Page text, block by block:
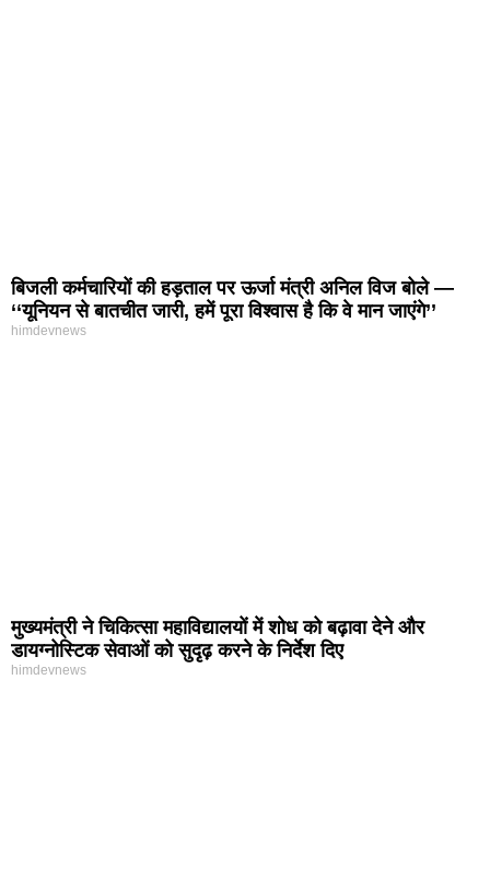
बिजली कर्मचारियों की हड़ताल पर ऊर्जा मंत्री अनिल विज बोले —
‘‘यूनियन से बातचीत जारी, हमें पूरा विश्वास है कि वे मान जाएंगे’’
himdevnews
मुख्यमंत्री ने चिकित्सा महाविद्यालयों में शोध को बढ़ावा देने और
डायग्नोस्टिक सेवाओं को सुदृढ़ करने के निर्देश दिए
himdevnews